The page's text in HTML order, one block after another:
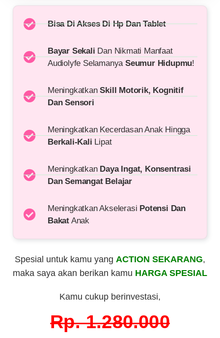
Bisa Di Akses Di Hp Dan Tablet
Bayar Sekali Dan Nikmati Manfaat
Audiolyfe SelamanyaSeumur Hidupmu!
MeningkatkanSkill Motorik, Kognitif
Dan Sensori
Meningkatkan Kecerdasan Anak Hingga
Berkali-Kali Lipat
Meningkatkan Daya Ingat, Konsentrasi
Dan Semangat Belajar
Meningkatkan Akselerasi Potensi Dan
Bakat Anak
Spesial untuk kamu yang ACTION SEKARANG,
maka saya akan berikan kamu HARGA SPESIAL
Kamu cukup berinvestasi,
Rp. 1.280.000